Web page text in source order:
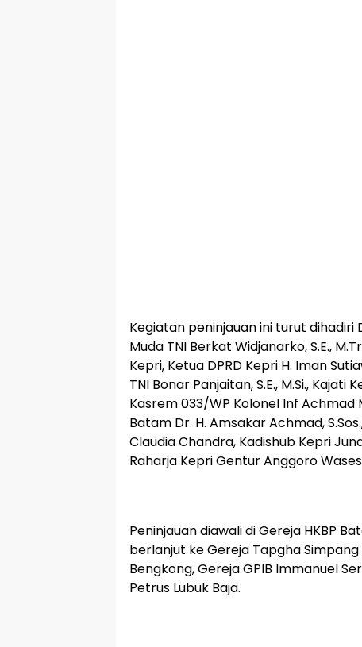
Kegiatan peninjauan ini turut dihadiri
Muda TNI Berkat Widjanarko, S.E.,
Kepri, Ketua DPRD Kepri H. Iman
TNI Bonar Panjaitan, S.E., M.Si., Kajati
Kasrem 033/WP Kolonel Inf Achmad
Batam Dr. H. Amsakar Achmad,
Claudia Chandra, Kadishub Kepri
Raharja Kepri Gentur Anggoro
Peninjauan diawali di Gereja HKBP
berlanjut ke Gereja Tapgha
Bengkong, Gereja GPIB Immanuel
Petrus Lubuk Baja.